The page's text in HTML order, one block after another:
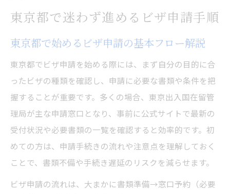
初めてのビザ申請で押さえるべきポイント
ビザ申請に役立つ東京都の問い合わせ活用
初心者向けビザ申請のステップ別解説
東京都で自分で進めるビザ申請実践例
よくあるビザ申請の疑問と都内での対応法
東京入国管理局へのアクセス徹底解説
品川へのビザ申請で知りたいアクセス情報
東京入国管理局までのルートと移動手順
ビザ申請時のアクセス注意点と混雑回避策
東京都で迷わず進めるビザ申請手順
東京都で始めるビザ申請の基本フロー解説
東京都でビザ申請を始める際には、まず自分の目的に合
ったビザの種類を確認し、申請に必要な書類や条件を把
握することが重要です。多くの場合、東京出入国在留管
理局が主な申請窓口となり、事前に公式サイトで最新の
受付状況や必要書類の一覧を確認すると効率的です。初
めての方は、申請手続きの流れや注意点を理解しておく
ことで、書類不備や手続き遅延のリスクを減らせます。
ビザ申請の流れは、大まかに書類準備→窓口予約（必要